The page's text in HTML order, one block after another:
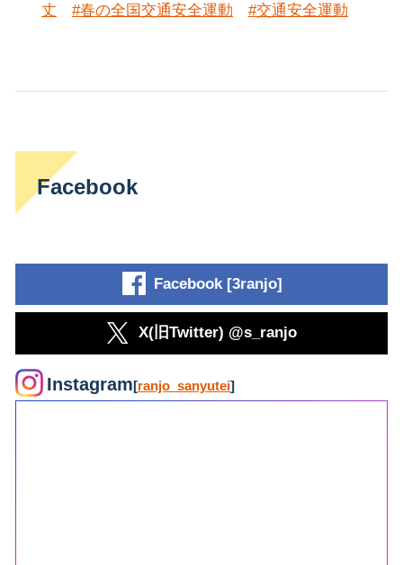
丈
#春の全国交通安全運動 #交通安全運動
Facebook
Facebook [3ranjo]
X(旧Twitter) @s_ranjo
Instagram[ranjo_sanyutei]